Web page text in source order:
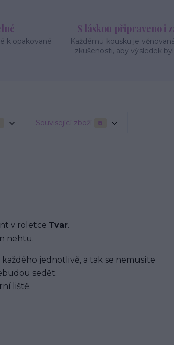
k opakované
S láskou připraveno i
Každému kousku je
zkušenosti, aby výsledek
Související zboží 8
v roletce Tvar.
nehtu.
jednotlivě, a tak se nemusíte
sedět.
liště.